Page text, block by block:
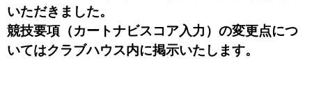
いただきました。
競技要項（カートナビスコア入力）の変更点につ
いてはクラブハウス内に掲示いたします。